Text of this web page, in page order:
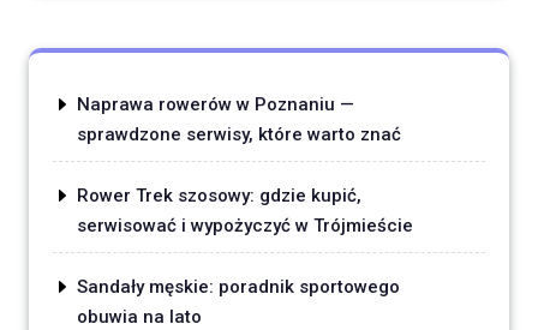
Naprawa rowerów w Poznaniu —
sprawdzone serwisy, które warto znać
Rower Trek szosowy: gdzie kupić,
serwisować i wypożyczyć w Trójmieście
Sandały męskie: poradnik sportowego
obuwia na lato